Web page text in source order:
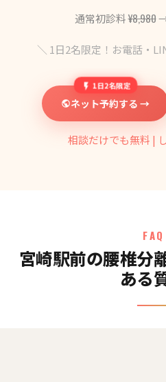
通常初診料¥8,980→
＼ 1日2名限定！お電話・
1日2名限定
ネット予約する →
相談だけでも無料 |
FAQ
宮崎駅前の腰椎分
ある